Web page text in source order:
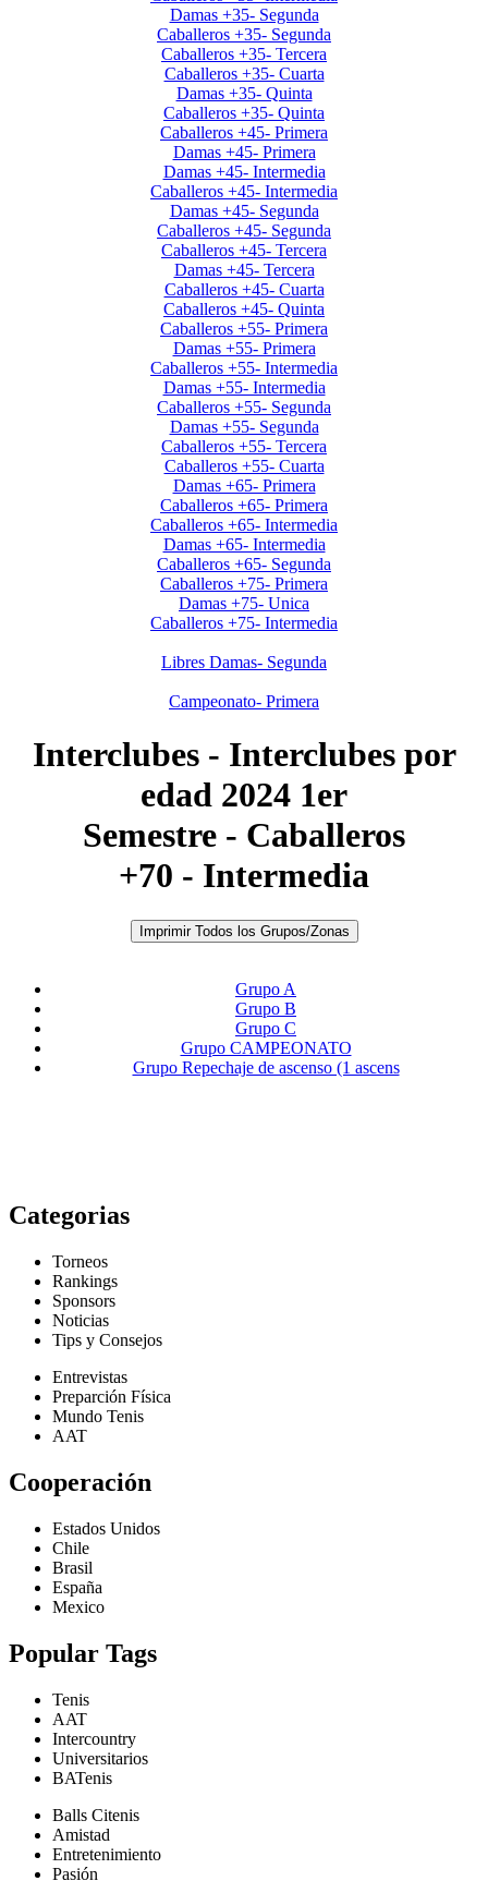
Damas +35- Segunda
Caballeros +35- Segunda
Caballeros +35- Tercera
Caballeros +35- Cuarta
Damas +35- Quinta
Caballeros +35- Quinta
Caballeros +45- Primera
Damas +45- Primera
Damas +45- Intermedia
Caballeros +45- Intermedia
Damas +45- Segunda
Caballeros +45- Segunda
Caballeros +45- Tercera
Damas +45- Tercera
Caballeros +45- Cuarta
Caballeros +45- Quinta
Caballeros +55- Primera
Damas +55- Primera
Caballeros +55- Intermedia
Damas +55- Intermedia
Caballeros +55- Segunda
Damas +55- Segunda
Caballeros +55- Tercera
Caballeros +55- Cuarta
Damas +65- Primera
Caballeros +65- Primera
Caballeros +65- Intermedia
Damas +65- Intermedia
Caballeros +65- Segunda
Caballeros +75- Primera
Damas +75- Unica
Caballeros +75- Intermedia
Libres Damas- Segunda
Campeonato- Primera
Interclubes - Interclubes por
edad 2024 1er
Semestre - Caballeros
+70 - Intermedia
Imprimir Todos los Grupos/Zonas
Grupo A
Grupo B
Grupo C
Grupo CAMPEONATO
Grupo Repechaje de ascenso (1 ascens
Categorias
Torneos
Rankings
Sponsors
Noticias
Tips y Consejos
Entrevistas
Preparción Física
Mundo Tenis
AAT
Cooperación
Estados Unidos
Chile
Brasil
España
Mexico
Popular Tags
Tenis
AAT
Intercountry
Universitarios
BATenis
Balls Citenis
Amistad
Entretenimiento
Pasión